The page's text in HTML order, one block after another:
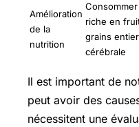
Amélioration
de la
nutrition
riche en
grains
cérébrale
Il est important de
peut avoir des
nécessitent une